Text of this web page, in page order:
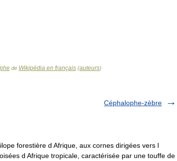
de Wikipédia en français (auteurs)
Céphalophe-zèbre
forestière d Afrique, aux cornes dirigées vers l
d Afrique tropicale, caractérisée par une touffe de